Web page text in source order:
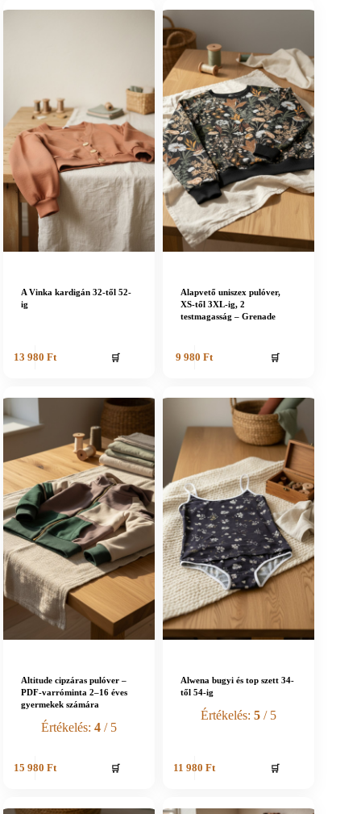
A Vinka kardigán 32-től 52-
ig
13 980 Ft 🛒
Alapvető uniszex pulóver,
XS-től 3XL-ig, 2
testmagasság – Grenade
9 980Ft 🛒
Altitude cipzáras pulóver –
PDF-varróminta 2–16 éves
gyermekek számára
Értékelés:4 / 5
15 980 Ft 🛒
Alwena bugyi és top szett 34-
től 54-ig
Értékelés:5 / 5
11 980Ft 🛒